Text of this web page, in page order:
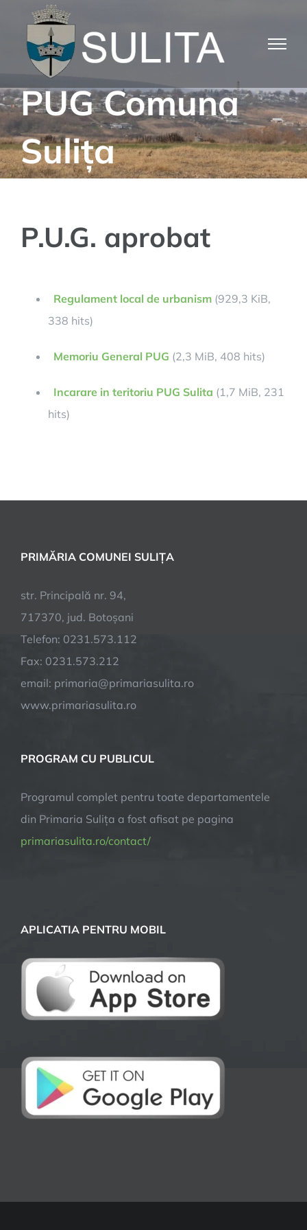
content
PUG Comuna
Sulița
P.U.G. aprobat
Regulament local de urbanism (929,3 KiB,
338 hits)
Memoriu General PUG (2,3 MiB, 408 hits)
Incarare in teritoriu PUG Sulita (1,7 MiB, 231
hits)
PRIMĂRIA COMUNEI SULIȚA
str. Principală nr. 94,
717370, jud. Botoșani
Telefon: 0231.573.112
Fax: 0231.573.212
email: primaria@primariasulita.ro
www.primariasulita.ro
PROGRAM CU PUBLICUL
Programul complet pentru toate departamentele
din Primaria Sulița a fost afisat pe pagina
primariasulita.ro/contact/
APLICATIA PENTRU MOBIL